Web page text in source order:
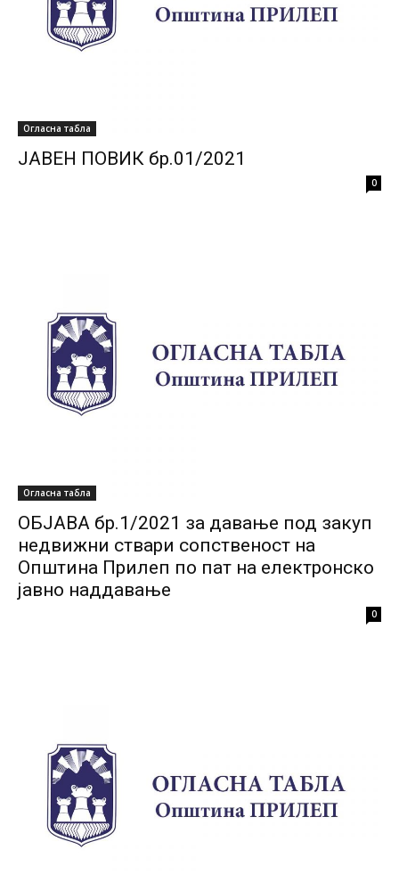
Огласна табла
ЈАВЕН ПОВИК бр.01/2021
0
Огласна табла
ОБЈАВА бр.1/2021 за давање под закуп
недвижни ствари сопственост на
Општина Прилеп по пат на електронско
јавно наддавање
0